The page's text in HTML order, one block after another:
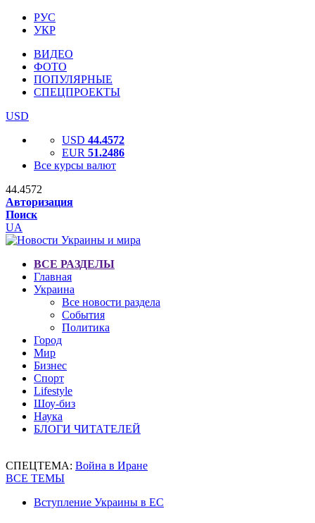
РУС
УКР
ВИДЕО
ФОТО
ПОПУЛЯРНЫЕ
СПЕЦПРОЕКТЫ
USD
USD 44.4572
EUR 51.2486
Все курсы валют
44.4572
Авторизация
Поиск
UA
ВСЕ РАЗДЕЛЫ
Главная
Украина
Все новости раздела
События
Политика
Город
Мир
Бизнес
Спорт
Lifestyle
Шоу-биз
Наука
БЛОГИ ЧИТАТЕЛЕЙ
СПЕЦТЕМА: Война в Иране
ВСЕ ТЕМЫ
Вступление Украины в ЕС